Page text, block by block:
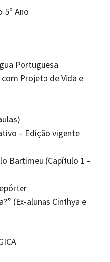
5º Ano
Portuguesa
Projeto de Vida e
– Edição vigente
Bartimeu (Capítulo 1 –
(Ex-alunas Cinthya e